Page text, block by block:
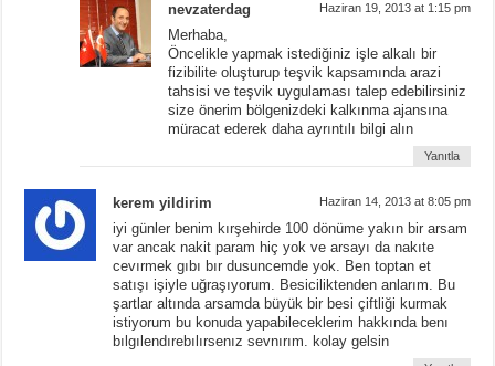
nevzaterdag Haziran 19, 2013 at 1:15 pm
Merhaba,
Öncelikle yapmak istediğiniz işle alkalı bir
fizibilite oluşturup teşvik kapsamında arazi
tahsisi ve teşvik uygulaması talep edebilirsiniz
size önerim bölgenizdeki kalkınma ajansına
müracat ederek daha ayrıntılı bilgi alın
Yanıtla
kerem yildirim Haziran 14, 2013 at 8:05 pm
iyi günler benim kırşehirde 100 dönüme yakın bir arsam
var ancak nakit param hiç yok ve arsayı da nakıte
cevırmek gıbı bır dusuncemde yok. Ben toptan et
satışı işiyle uğraşıyorum. Besiciliktenden anlarım. Bu
şartlar altında arsamda büyük bir besi çiftliği kurmak
istiyorum bu konuda yapabileceklerim hakkında benı
bılgılendırebılırsenız sevnırım. kolay gelsin